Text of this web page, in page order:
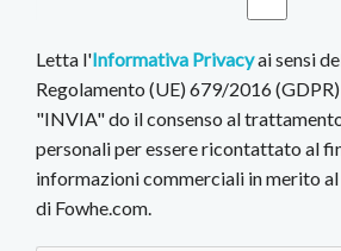
Letta l'Informativa Privacyai sensi
Regolamento (UE) 679/2016
"INVIA" do il consenso al
personali per essere ricontattato al
informazioni commerciali in merito
di Fowhe.com.